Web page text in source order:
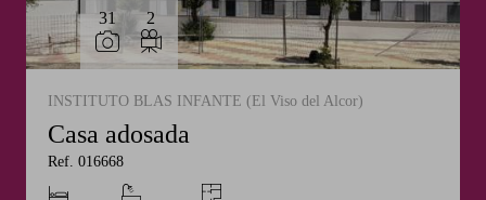
31 2
INSTITUTO BLAS INFANTE (El Viso del Alcor)
Casa adosada
Ref. 016668